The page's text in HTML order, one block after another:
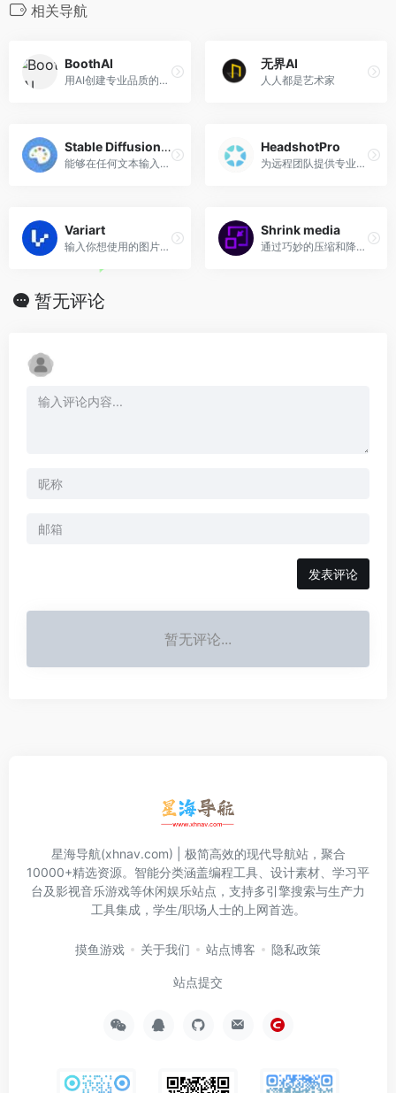
相关导航
BoothAI
用AI创建专业品质的产品摄影
无界AI
人人都是艺术家
Stable Diffusion Online
能够在任何文本输入的情况下生成照片般逼真的图像
HeadshotPro
为远程团队提供专业的公司头像
Variart
输入你想使用的图片，即可生成一个没有任何版权限制的类似图片
Shrink media
通过巧妙的压缩和降维来减小图像的文件大小，并免费下载压缩后的图像
暂无评论
发表评论
暂无评论...
星海导航(xhnav.com) | 极简高效的现代导航站，聚合
10000+精选资源。智能分类涵盖编程工具、设计素材、学习平
台及影视音乐游戏等休闲娱乐站点，支持多引擎搜索与生产力
工具集成，学生/职场人士的上网首选。
摸鱼游戏 关于我们 站点博客 隐私政策
站点提交